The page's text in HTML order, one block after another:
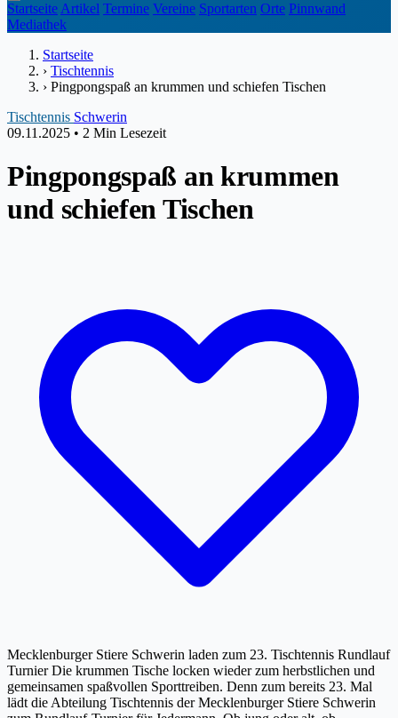
Startseite Artikel Termine Vereine Sportarten Orte Pinnwand
Mediathek
Startseite
› Tischtennis
› Pingpongspaß an krummen und schiefen Tischen
Tischtennis Schwerin
09.11.2025 • 2 Min Lesezeit
Pingpongspaß an krummen
und schiefen Tischen
Mecklenburger Stiere Schwerin laden zum 23. Tischtennis Rundlauf
Turnier Die krummen Tische locken wieder zum herbstlichen und
gemeinsamen spaßvollen Sporttreiben. Denn zum bereits 23. Mal
lädt die Abteilung Tischtennis der Mecklenburger Stiere Schwerin